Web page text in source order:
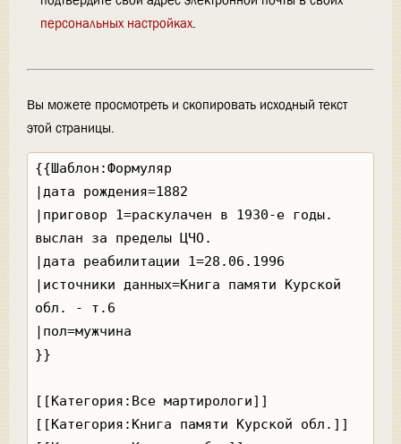
персональных настройках.
Вы можете просмотреть и скопировать исходный текст
этой страницы.